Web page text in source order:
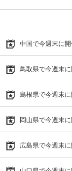
中国で今週末に
鳥取県で今週末
島根県で今週末
岡山県で今週末
広島県で今週末